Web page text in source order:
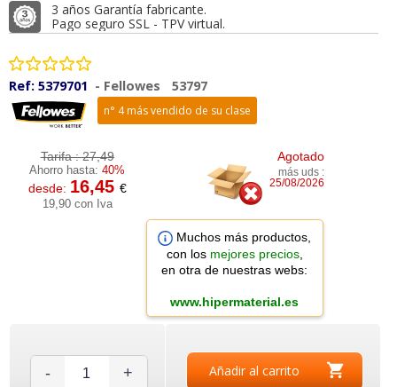
3 años Garantía fabricante.
Pago seguro SSL - TPV virtual.
Ref: 5379701 - Fellowes 53797
n° 4 más vendido de su clase
Tarifa :27,49
Ahorro hasta:40%
desde: 16,45 €
19,90 con Iva
Agotado
más uds :
25/08/2026
Muchos más productos,
con los mejores precios,
en otra de nuestras webs:
www.hipermaterial.es
- + Añadir al carrito